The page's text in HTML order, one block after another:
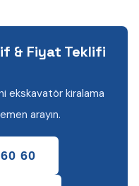
& Fiyat Teklifi
ekskavatör kiralama
arayın.
60